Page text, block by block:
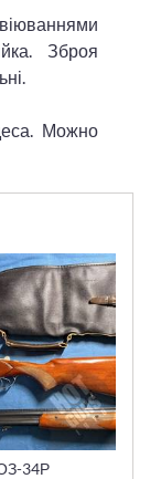
Зброя
Можно
34Р